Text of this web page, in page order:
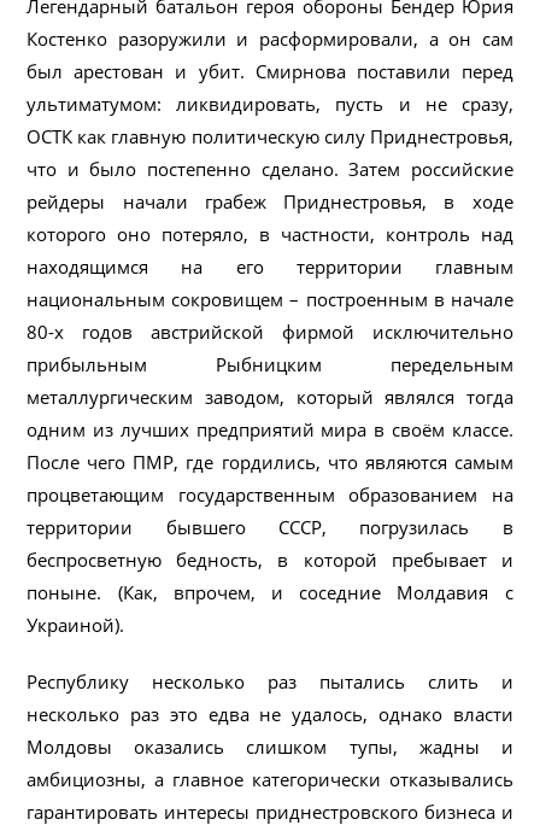
Легендарный батальон героя обороны Бендер Юрия
Костенко разоружили и расформировали, а он сам
был арестован и убит. Смирнова поставили перед
ультиматумом: ликвидировать, пусть и не сразу,
ОСТК как главную политическую силу Приднестровья,
что и было постепенно сделано. Затем российские
рейдеры начали грабеж Приднестровья, в ходе
которого оно потеряло, в частности, контроль над
находящимся на его территории главным
национальным сокровищем – построенным в начале
80-х годов австрийской фирмой исключительно
прибыльным Рыбницким передельным
металлургическим заводом, который являлся тогда
одним из лучших предприятий мира в своём классе.
После чего ПМР, где гордились, что являются самым
процветающим государственным образованием на
территории бывшего СССР, погрузилась в
беспросветную бедность, в которой пребывает и
поныне. (Как, впрочем, и соседние Молдавия с
Украиной).
Республику несколько раз пытались слить и
несколько раз это едва не удалось, однако власти
Молдовы оказались слишком тупы, жадны и
амбициозны, а главное категорически отказывались
гарантировать интересы приднестровского бизнеса и